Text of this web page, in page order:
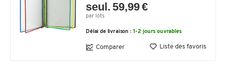
seul. 59,99 €
par lots
Délai de livraison : 1-2 jours ouvrables
Comparer Liste des favoris